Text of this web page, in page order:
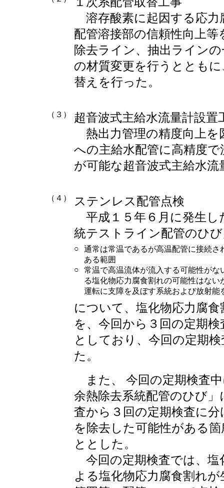
溶存酸素に起因する応力
配管溶接部の信頼性向上
除去ライン、抽出ライン
の材質変更を行うととも
替えを行った。
（３）
超音波式主給水流量計設置
熱出力管理の精度向上を
への主給水配管に高精度
が可能な超音波式主給水
（４）
ステンレス配管点検
平成１５年６月に発生し
統テストライン配管のひ
○
通常は常温であるが高温配管に接続
ある範囲
○
常温で高温流体が流入する可能性が
る塩化物応力腐食割れの可能性はな
運転に支障を及ぼす系統および放射能
について、塩化物応力腐
を、今回から３回の定期
としており、今回の定期
た。
また、 今回の定期検査
余熱除去系統配管のひび
査から３回の定期検査に
を除去した可能性がある
ととした。
今回の定期検査では、塩
よる塩化物応力腐食割れ